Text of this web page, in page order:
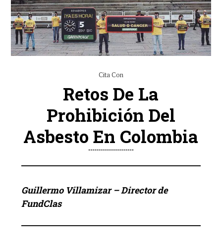
Cita Con
Retos De La
Prohibición Del
Asbesto En Colombia
Guillermo Villamizar – Director de
FundClas